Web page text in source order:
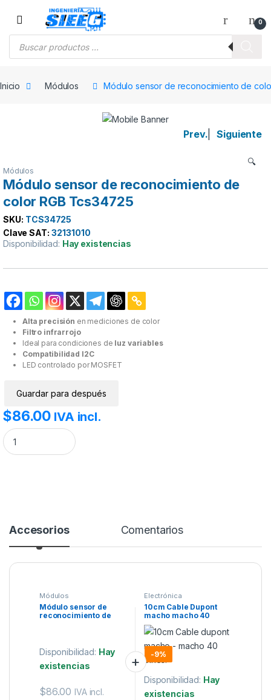
Saltar a la navegación
Saltar al contenido
0
Inicio Módulos Módulo sensor de reconocimiento de
Prev. Siguiente
🔍
Módulos
Módulo sensor de reconocimiento de
color RGB Tcs34725
SKU: TCS34725
Clave SAT: 32131010
Disponibilidad: Hay existencias
Alta precisión en mediciones de color
Filtro infrarrojo
Ideal para condiciones de luz variables
Compatibilidad I2C
LED controlado por MOSFET
Guardar para después
$86.00 IVA incl.
Módulo sensor de reconocimiento de color RGB Tcs34725 cantidad
Accesorios Comentarios
Módulos
Módulo sensor de
reconocimiento de
Disponibilidad: Hay
existencias
$86.00 IVA incl.
Electrónica
10cm Cable Dupont
macho macho 40
pines.
-9%
Disponibilidad: Hay
existencias